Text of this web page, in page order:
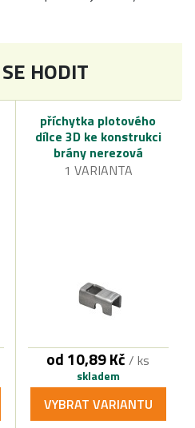
HODIT
příchytka plotového
dílce 3D ke konstrukci
brány nerezová
1 VARIANTA
od 10,89 Kč / ks
skladem
VYBRAT VARIANTU